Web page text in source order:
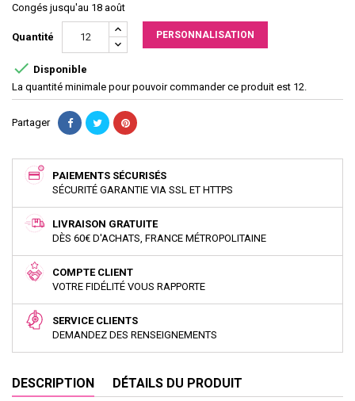
Congés jusqu'au 18 août
Quantité PERSONNALISATION
 Disponible
La quantité minimale pour pouvoir commander ce produit est 12.
Partager
PAIEMENTS SÉCURISÉS
SÉCURITÉ GARANTIE VIA SSL ET HTTPS
LIVRAISON GRATUITE
DÈS 60€ D'ACHATS, FRANCE MÉTROPOLITAINE
COMPTE CLIENT
VOTRE FIDÉLITÉ VOUS RAPPORTE
SERVICE CLIENTS
DEMANDEZ DES RENSEIGNEMENTS
DESCRIPTION DÉTAILS DU PRODUIT